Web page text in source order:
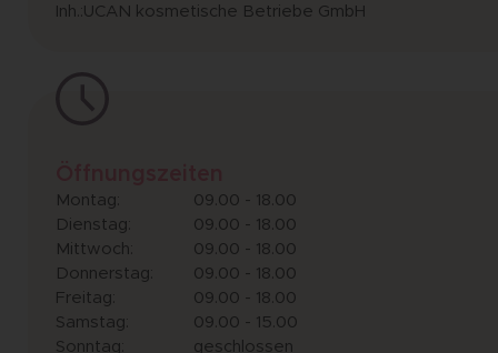
Inh.:UCAN kosmetische Betriebe GmbH
Montag:
09.00 - 18.00
Dienstag:
09.00 - 18.00
Mittwoch:
09.00 - 18.00
Donnerstag:
09.00 - 18.00
Freitag:
09.00 - 18.00
Samstag:
09.00 - 15.00
Sonntag:
geschlossen